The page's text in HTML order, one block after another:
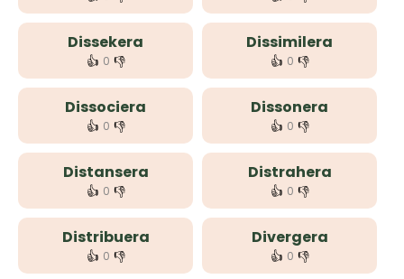
Dissekera
👍 0 👎
Dissimilera
👍 0 👎
Dissociera
👍 0 👎
Dissonera
👍 0 👎
Distansera
👍 0 👎
Distrahera
👍 0 👎
Distribuera
👍 0 👎
Divergera
👍 0 👎